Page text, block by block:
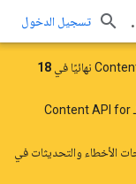
تسجيل الدخول
18
، وهو البديل الرسمي لـ Content API for
الأخطاء والتحديثات في